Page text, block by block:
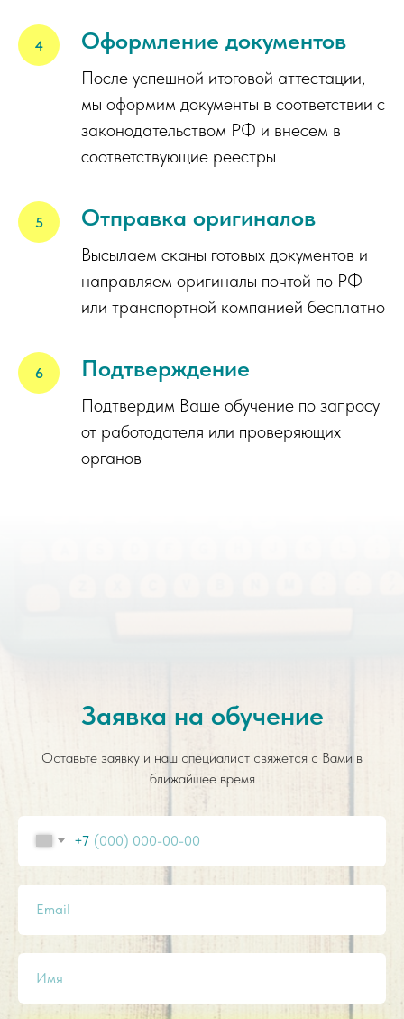
Оформление документов
После успешной итоговой аттестации,
мы оформим документы в соответствии с
законодательством РФ и внесем в
соответствующие реестры
Отправка оригиналов
Высылаем сканы готовых документов и
направляем оригиналы почтой по РФ
или транспортной компанией бесплатно
Подтверждение
Подтвердим Ваше обучение по запросу
от работодателя или проверяющих
органов
Заявка на обучение
Оставьте заявку и наш специалист свяжется с Вами в
ближайшее время
+7
Email
Имя